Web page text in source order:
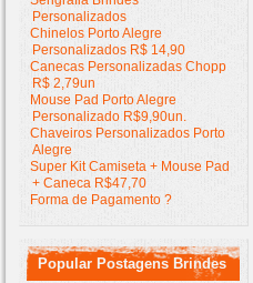
Personalizados
Chinelos Porto Alegre
Personalizados R$ 14,90
Canecas Personalizadas Chopp
R$ 2,79un
Mouse Pad Porto Alegre
Personalizado R$9,90un.
Chaveiros Personalizados Porto
Alegre
Super Kit Camiseta + Mouse Pad
+ Caneca R$47,70
Forma de Pagamento ?
Popular Postagens Brindes